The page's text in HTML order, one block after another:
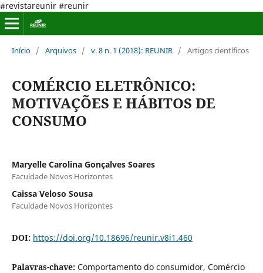
#revistareunir #reunir
Início / Arquivos / v. 8 n. 1 (2018): REUNIR / Artigos científicos
COMÉRCIO ELETRÔNICO:
MOTIVAÇÕES E HÁBITOS DE
CONSUMO
Maryelle Carolina Gonçalves Soares
Faculdade Novos Horizontes
Caissa Veloso Sousa
Faculdade Novos Horizontes
DOI: https://doi.org/10.18696/reunir.v8i1.460
Palavras-chave: Comportamento do consumidor, Comércio